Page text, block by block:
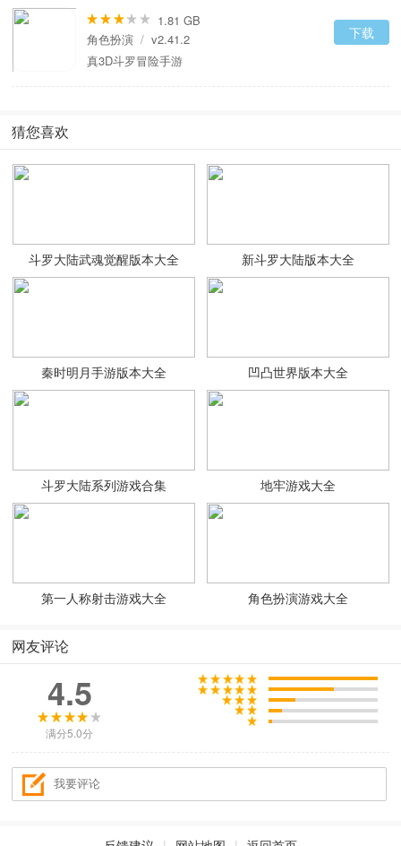
1.81 GB
角色扮演 / v2.41.2
真3D斗罗冒险手游
下载
猜您喜欢
斗罗大陆武魂觉醒版本大全 新斗罗大陆版本大全
秦时明月手游版本大全 凹凸世界版本大全
斗罗大陆系列游戏合集 地牢游戏大全
第一人称射击游戏大全 角色扮演游戏大全
网友评论
4.5
满分5.0分